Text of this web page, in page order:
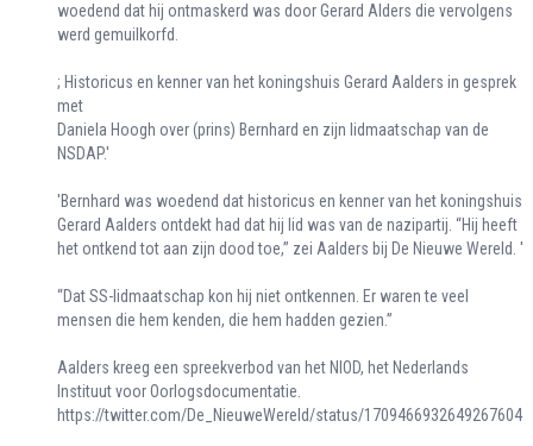
woedend dat hij ontmaskerd was door Gerard Alders die vervolgens
werd gemuilkorfd.
; Historicus en kenner van het koningshuis Gerard Aalders in gesprek
met
Daniela Hoogh over (prins) Bernhard en zijn lidmaatschap van de
NSDAP.'
'Bernhard was woedend dat historicus en kenner van het koningshuis
Gerard Aalders ontdekt had dat hij lid was van de nazipartij. “Hij heeft
het ontkend tot aan zijn dood toe,” zei Aalders bij De Nieuwe Wereld. '
“Dat SS-lidmaatschap kon hij niet ontkennen. Er waren te veel
mensen die hem kenden, die hem hadden gezien.”
Aalders kreeg een spreekverbod van het NIOD, het Nederlands
Instituut voor Oorlogsdocumentatie.
https://twitter.com/De_NieuweWereld/status/1709466932649267604